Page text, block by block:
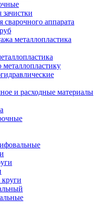
сварочного аппарата
металлопластика
и расходные материалы